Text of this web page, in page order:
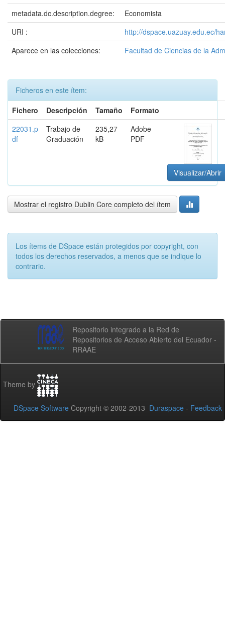
metadata.dc.description.degree:
Economista
URI :
http://dspace.uazuay.edu.ec/
Aparece en las colecciones:
Facultad de Ciencias de la
Ficheros en este ítem:
Fichero
Descripción Tamaño
Formato
22031.p
df
Trabajo de
Graduación
235,27
kB
Adobe
PDF
Visualizar/Abrir
Mostrar el registro Dublin Core completo del ítem
Los ítems de DSpace están protegidos por copyright, con
todos los derechos reservados, a menos que se indique lo
contrario.
Repositorio integrado a la Red de
Repositorios de Acceso Abierto del Ecuador -
RRAAE
Theme by
DSpace Software Copyright © 2002-2013 Duraspace - Feedback